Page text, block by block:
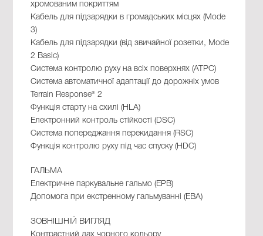
хромованим покриттям
Кабель для підзарядки в громадських місцях (Mode
3)
Кабель для підзарядки (від звичайної розетки, Mode
2 Basic)
Система контролю руху на всіх поверхнях (ATPC)
Система автоматичної адаптації до дорожніх умов
Terrain Response® 2
Функція старту на схилі (HLA)
Електронний контроль стійкості (DSC)
Система попереджання перекидання (RSC)
Функція контролю руху під час спуску (HDC)
ГАЛЬМА
Електричне паркувальне гальмо (EPB)
Допомога при екстренному гальмуванні (EBA)
ЗОВНІШНІЙ ВИГЛЯД